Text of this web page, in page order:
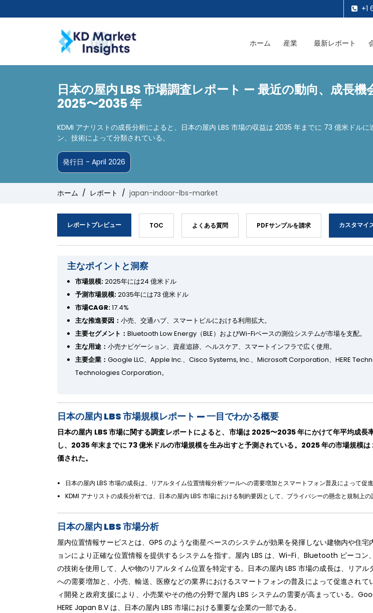
+1
ホーム 産業 最新レポート
日本の屋内 LBS 市場調査レポート — 最近の動向、成長
2025〜2035 年
KDMI アナリストの成長分析によると、日本の屋内 LBS 市場の収益は 2035 年までに 73 億米ドル
ン、技術によって分類されている。
発行日 - April 2026
ホーム レポート japan-indoor-lbs-market
レポートプレビュー TOC よくある質問 PDFサンプルを請求 カスタマイ
主なポイントと洞察
市場規模:2025年には24 億米ドル
予測市場規模:2035年には73 億米ドル
市場CAGR:17.4%
主な推進要因： 小売、交通ハブ、スマートビルにおける利用拡大。
主要セグメント： Bluetooth Low Energy（BLE）およびWi-Fiベースの測位システムが市場を支配。
主な用途： 小売ナビゲーション、資産追跡、ヘルスケア、スマートインフラで広く使用。
主要企業： Google LLC、Apple Inc.、Cisco Systems, Inc.、Microsoft Corporation、HERE
Technologies Corporation。
日本の屋内 LBS 市場規模レポート — 一目でわかる概要
日本の屋内 LBS 市場に関する調査レポートによると、市場は 2025〜2035 年にかけて年平均成長
し、2035 年末までに 73 億米ドルの市場規模を生み出すと予測されている。2025 年の市場規模
価された。
日本の屋内 LBS 市場の成長は、リアルタイム位置情報分析ツールへの需要増加とスマートフォン普及によって促進
KDMI アナリストの成長分析では、日本の屋内 LBS 市場における制約要因として、プライバシーの懸念と規制上の
日本の屋内 LBS 市場分析
屋内位置情報サービスとは、GPS のような衛星ベースのシステムが効果を発揮しない建物内や住宅
ョンにより正確な位置情報を提供するシステムを指す。屋内 LBS は、Wi-Fi、Bluetooth ビーコン
の技術を使用して、人や物のリアルタイム位置を特定する。日本の屋内 LBS 市場の成長は、リアル
への需要増加と、小売、輸送、医療などの業界におけるスマートフォンの普及によって促進されて
ィ開発と政府支援により、小売業やその他の分野で屋内 LBS システムの需要が高まっている。
HERE Japan B.V は、日本の屋内 LBS 市場における重要な企業の一部である。